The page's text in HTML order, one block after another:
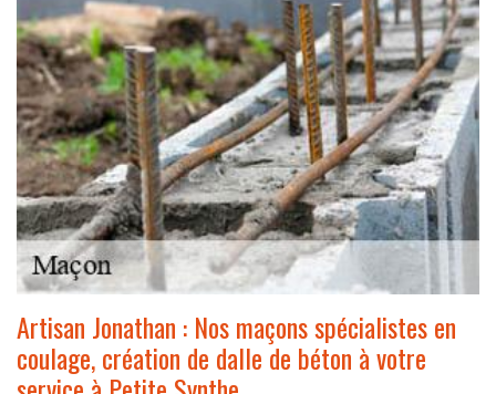
Artisan Jonathan : Nos maçons spécialistes en
coulage, création de dalle de béton à votre